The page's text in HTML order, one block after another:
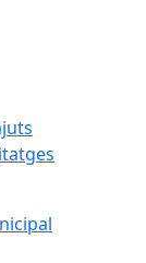
per a